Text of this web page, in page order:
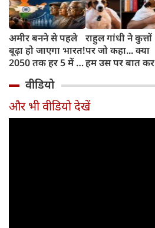
अमीर बनने से पहले
बूढ़ा हो जाएगा भारत!
2050 तक हर 5 में 1
भारतीय होगा 60
साल से ज्यादा उम्र का
राहुल गांधी ने कुत्तों
पर जो कहा... क्या
हम उस पर बात कर
वीडियो
और भी वीडियो देखें